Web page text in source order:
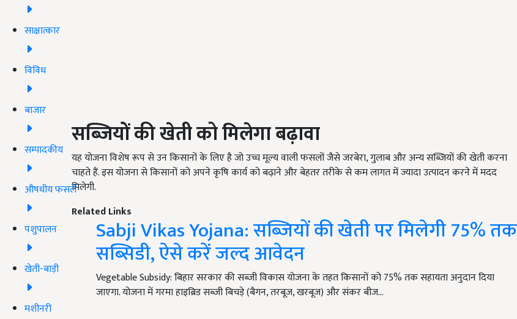
साक्षात्कार
विविध
बाजार
सम्पादकीय
औषधीय फसलें
पशुपालन
खेती-बाड़ी
मशीनरी
सब्जियों की खेती को मिलेगा बढ़ावा
यह योजना विशेष रूप से उन किसानों के लिए है जो उच्च मूल्य वाली फसलों जैसे जरबेरा, गुलाब और अन्य सब्जियों की खेती करना
चाहते हैं. इस योजना से किसानों को अपने कृषि कार्य को बढ़ाने और बेहतर तरीके से कम लागत में ज्यादा उत्पादन करने में मदद
मिलेगी.
Related Links
Sabji Vikas Yojana: सब्जियों की खेती पर मिलेगी 75% तक
सब्सिडी, ऐसे करें जल्द आवेदन
Vegetable Subsidy: बिहार सरकार की सब्जी विकास योजना के तहत किसानों को 75% तक सहायता अनुदान दिया
जाएगा. योजना में गरमा हाइब्रिड सब्जी बिचड़े (बैगन, तरबूज, खरबूज) और संकर बीज…